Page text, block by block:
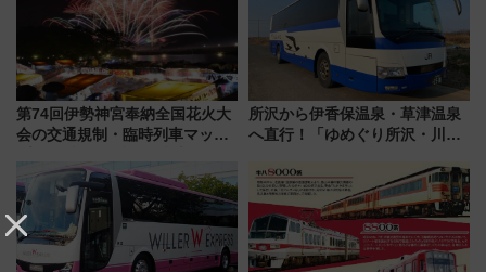
第74回伊勢神宮奉納全国花火大
会の交通規制・臨時列車マッ
セス
所沢から伊香保温泉・草津温泉
へ直行！「ゆめぐり所沢・川越
軽に 運行ダイヤ・運賃を解説